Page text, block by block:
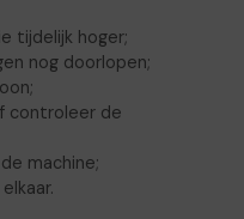
tijdelijk hoger;
nog doorlopen;
controleer de
machine;